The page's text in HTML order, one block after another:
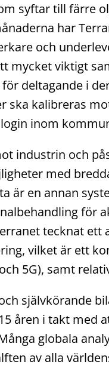
syftar till färre
har
och
mycket viktigt
deltagande i
ska kalibreras
inom
industrin och
med
är en annan
för
tecknat ett
vilket är ett
5G), samt
självkörande
åren i takt med
globala
av alla